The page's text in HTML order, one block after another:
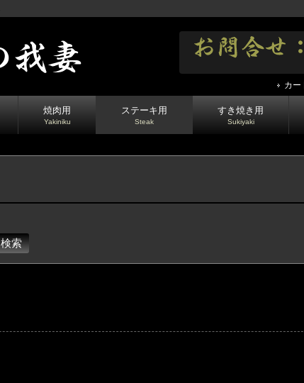
カー
焼肉用
Yakiniku
ステーキ用
Steak
すき焼き用
Sukiyaki